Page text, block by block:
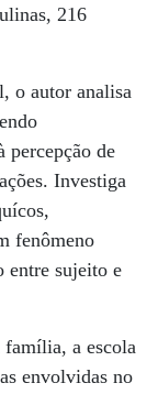
216
o autor analisa
percepção de
Investiga
fenômeno
entre sujeito e
a escola
envolvidas no